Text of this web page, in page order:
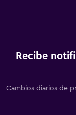
Recibe
Cambios diarios de